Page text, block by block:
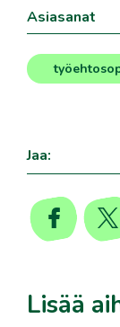
Asiasanat
Jaa:
Lisää